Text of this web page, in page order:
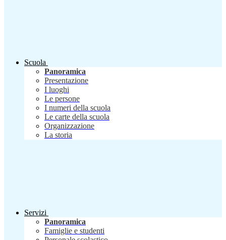
Scuola
Panoramica
Presentazione
I luoghi
Le persone
I numeri della scuola
Le carte della scuola
Organizzazione
La storia
Servizi
Panoramica
Famiglie e studenti